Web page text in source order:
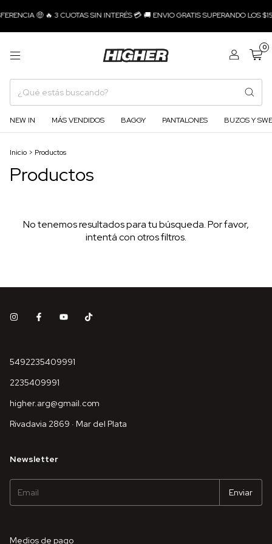
🤑 🔥 3 CUOTAS SIN INTERÉS 💳 🚚 ENVIO GRATIS SUPERANDO LOS
0
NEW IN MÁS VENDIDOS BAGGY PANTALONES BUZOS Y
Inicio > Productos
Productos
No tenemos resultados para tu búsqueda. Por favor,
intentá con otros filtros.
5492235409991
2235409991
higher.arg@gmail.com
Rivadavia 2869 · Mar del Plata
Newsletter
Medios de pago